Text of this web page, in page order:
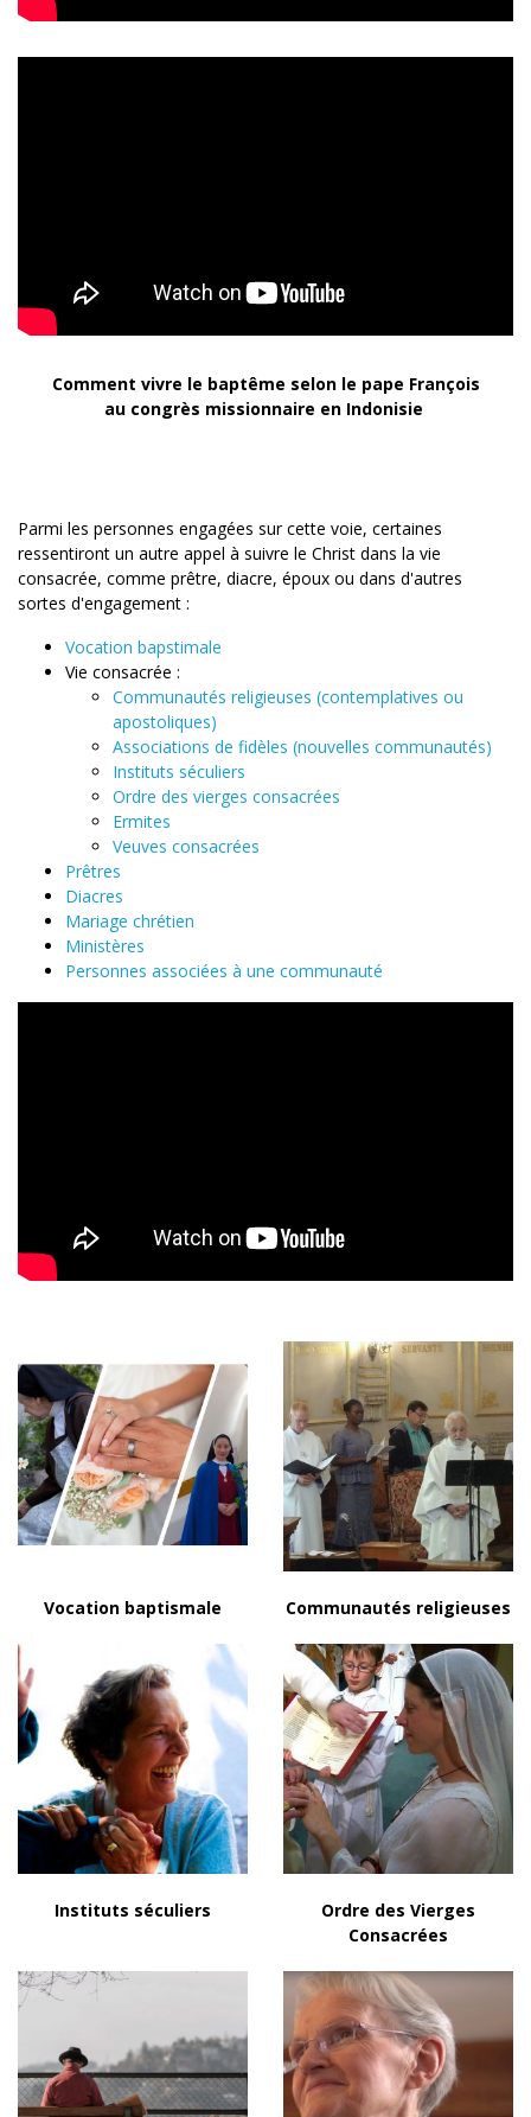
Comment vivre le baptême selon le pape François
au congrès missionnaire en Indonisie
Parmi les personnes engagées sur cette voie, certaines
ressentiront un autre appel à suivre le Christ dans la vie
consacrée, comme prêtre, diacre, époux ou dans d'autres
sortes d'engagement :
Vocation bapstimale
Vie consacrée :
Communautés religieuses (contemplatives ou
apostoliques)
Associations de fidèles (nouvelles communautés)
Instituts séculiers
Ordre des vierges consacrées
Ermites
Veuves consacrées
Prêtres
Diacres
Mariage chrétien
Ministères
Personnes associées à une communauté
Vocation baptismale Communautés religieuses
Instituts séculiers
Ordre des Vierges
Consacrées